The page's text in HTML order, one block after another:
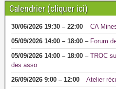
Calendrier (cliquer ici)
30/06/2026 19:30 – 22:00 – CA
05/09/2026 14:00 – 18:00 – Forum
05/09/2026 14:00 – 18:00 – TROC
des asso
26/09/2026 9:00 – 12:00 –Atelier